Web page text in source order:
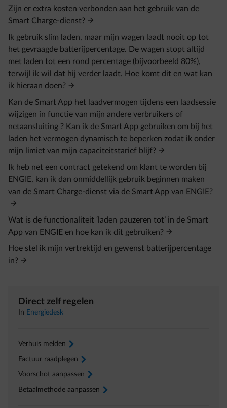
Zijn er extra kosten verbonden aan het gebruik van de
Smart Charge-dienst?
Ik gebruik slim laden, maar mijn wagen laadt nooit op tot
het gevraagde batterijpercentage. De wagen stopt altijd
met laden tot een rond percentage (bijvoorbeeld 80%),
terwijl ik wil dat hij verder laadt. Hoe komt dit en wat kan
ik hieraan doen?
Kan de Smart App het laadvermogen tijdens een laadsessie
wijzigen in functie van mijn andere verbruikers of
netaansluiting ? Kan ik de Smart App gebruiken om bij het
laden het vermogen dynamisch te beperken zodat ik onder
mijn limiet van mijn capaciteitstarief blijf?
Ik heb net een contract getekend om klant te worden bij
ENGIE, kan ik dan onmiddellijk gebruik beginnen maken
van de Smart Charge-dienst via de Smart App van ENGIE?
Wat is de functionaliteit ‘laden pauzeren tot’ in de Smart
App van ENGIE en hoe kan ik dit gebruiken?
Hoe stel ik mijn vertrektijd en gewenst batterijpercentage
in?
Direct zelf regelen
In Energiedesk
Verhuis melden arrow-right
Factuur raadplegen arrow-right
Voorschot aanpassen arrow-right
Betaalmethode aanpassen arrow-right